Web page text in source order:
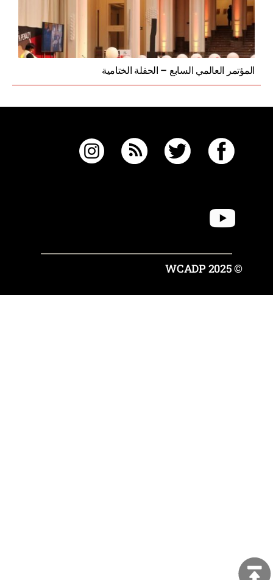
المؤتمر العالمي السابع – الحفلة الختامية
© 2025 WCADP